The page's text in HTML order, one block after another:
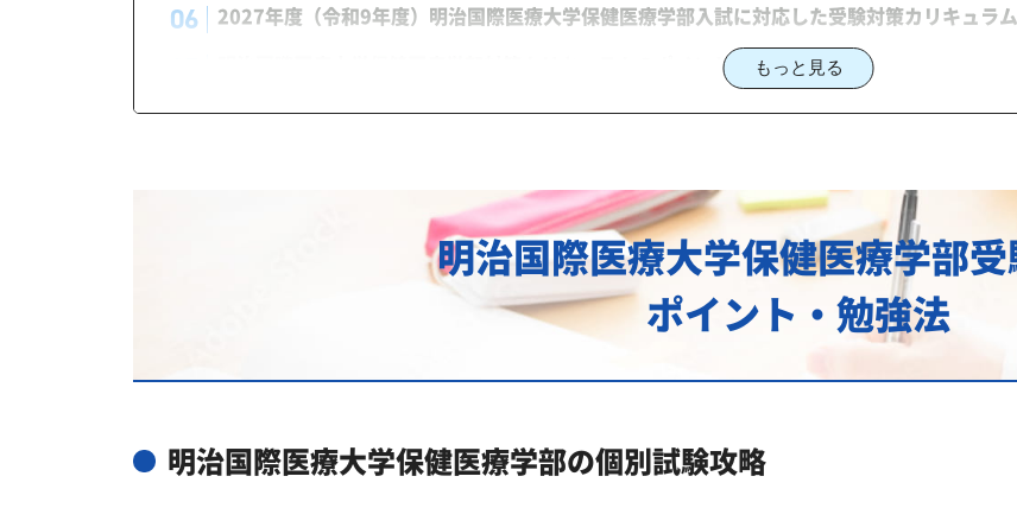
2027年度（令和9年度）明治国際医療大学保健医療学部入試に対応した受験対策カリキュラ
明治国際医療大学保健医療学部対策カリキュラムのポイント
あなたにピッタリ合った「明治国際医療大学保健医療学部対策のオーダーメイドカリキュラ
明治国際医療大学保健医療学部の総合型選抜入試対策も万全
明治国際医療大学保健医療学部総合型選抜入試の主な対策内容
明治国際医療大学保健医療学部の入試日程
明治国際医療大学保健医療学部の入試方式
もっと見る
明治国際医療大学保健医療学部
ポイント・勉強法
明治国際医療大学保健医療学部の個別試験攻略